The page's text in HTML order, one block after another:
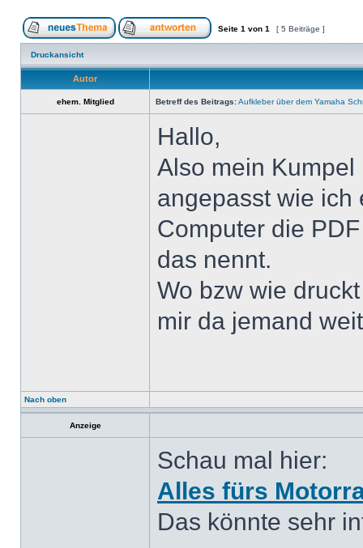
Seite 1 von 1 [ 5 Beiträge ]
Druckansicht
Autor
ehem. Mitglied Betreff des Beitrags:Aufkleber über dem Yamaha
Hallo,
Also mein Kumpel
angepasst wie ich
Computer die
das nennt.
Wo bzw wie
mir da jemand
Nach oben
Anzeige
Schau mal hier:
Alles fürs
Das könnte sehr